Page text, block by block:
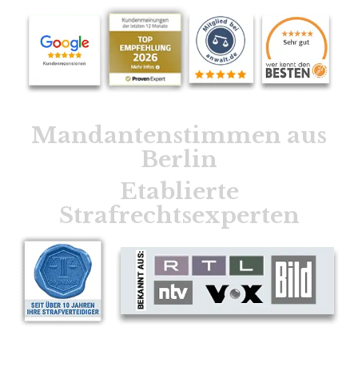
Mandantenstimmen aus
Berlin
Etablierte
Strafrechtsexperten